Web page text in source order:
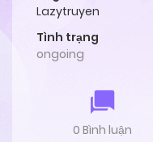
Lazytruyen
Tình trạng
ongoing
0 Bình luận